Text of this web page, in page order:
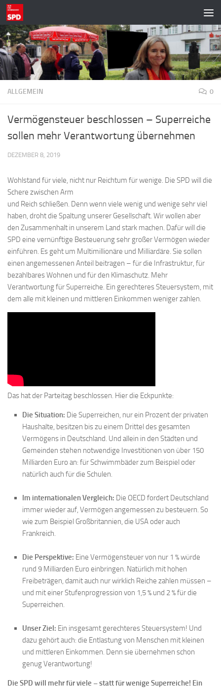
Zum Inhalt springen
ALLGEMEIN 0
Vermögensteuer beschlossen – Superreiche
sollen mehr Verantwortung übernehmen
DEZEMBER 8, 2019
Wohlstand für viele, nicht nur Reichtum für wenige. Die SPD will die
Schere zwischen Arm
und Reich schließen. Denn wenn viele wenig und wenige sehr viel
haben, droht die Spaltung unserer Gesellschaft. Wir wollen aber
den Zusammenhalt in unserem Land stark machen. Dafür will die
SPD eine vernünftige Besteuerung sehr großer Vermögen wieder
einführen. Es geht um Multimillionäre und Milliardäre. Sie sollen
einen angemessenen Anteil beitragen – für die Infrastruktur, für
bezahlbares Wohnen und für den Klimaschutz. Mehr
Verantwortung für Superreiche. Ein gerechteres Steuersystem, mit
dem alle mit kleinen und mittleren Einkommen weniger zahlen.
Das hat der Parteitag beschlossen. Hier die Eckpunkte:
Die Situation: Die Superreichen, nur ein Prozent der privaten
Haushalte, besitzen bis zu einem Drittel des gesamten
Vermögens in Deutschland. Und allein in den Städten und
Gemeinden stehen notwendige Investitionen von über 150
Milliarden Euro an: für Schwimmbäder zum Beispiel oder
natürlich auch für die Schulen.
Im internationalen Vergleich: Die OECD fordert Deutschland
immer wieder auf, Vermögen angemessen zu besteuern. So
wie zum Beispiel Großbritannien, die USA oder auch
Frankreich.
Die Perspektive: Eine Vermögensteuer von nur 1 % würde
rund 9 Milliarden Euro einbringen. Natürlich mit hohen
Freibeträgen, damit auch nur wirklich Reiche zahlen müssen –
und mit einer Stufenprogression von 1,5 % und 2 % für die
Superreichen.
Unser Ziel: Ein insgesamt gerechteres Steuersystem! Und
dazu gehört auch: die Entlastung von Menschen mit kleinen
und mittleren Einkommen. Denn sie übernehmen schon
genug Verantwortung!
Die SPD will mehr für viele – statt für wenige Superreiche! Ein